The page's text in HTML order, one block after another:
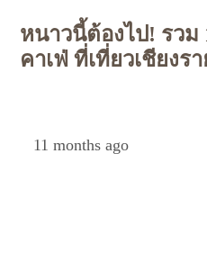
หนาวนี้ต้องไป! รวม
คาเฟ่ ที่เที่ยวเชียงรา
11 months ago